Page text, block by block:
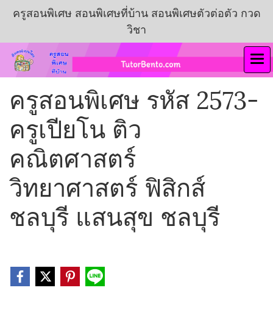
ครูสอนพิเศษ สอนพิเศษที่บ้าน สอนพิเศษตัวต่อตัว กวด
วิชา
ครูสอนพิเศษ รหัส 2573-
ครูเปียโน ติว
คณิตศาสตร์
วิทยาศาสตร์ ฟิสิกส์
ชลบุรี แสนสุข ชลบุรี